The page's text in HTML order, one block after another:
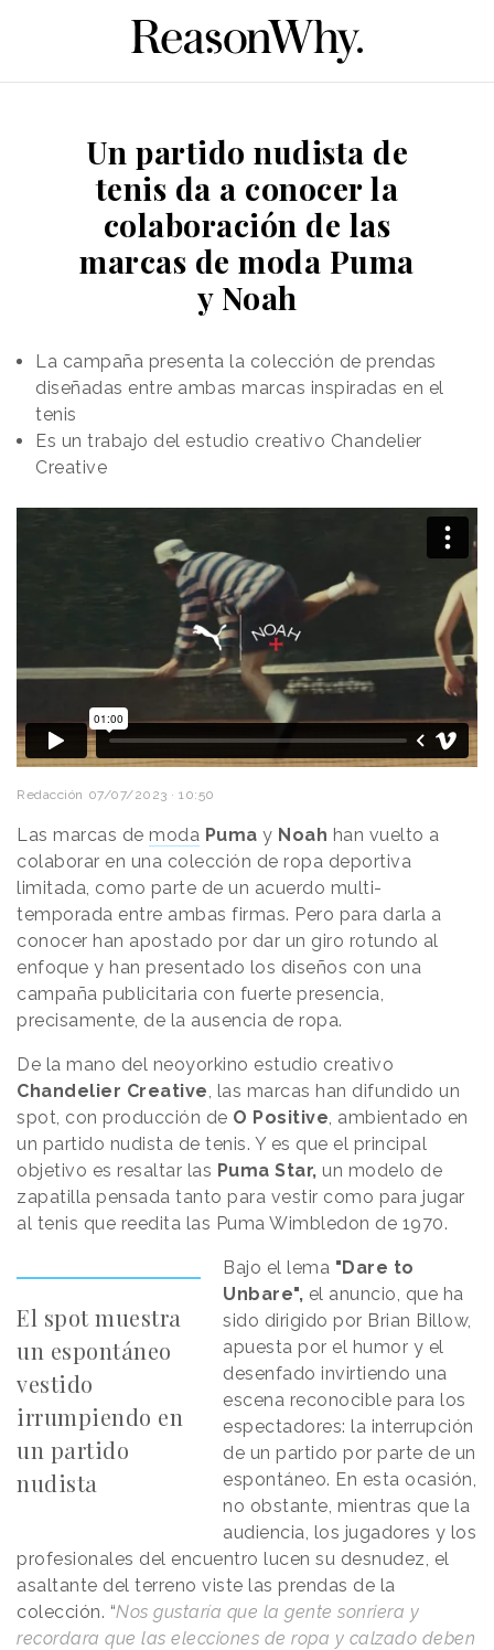
Un partido nudista de
tenis da a conocer la
colaboración de las
marcas de moda Puma
y Noah
La campaña presenta la colección de prendas
diseñadas entre ambas marcas inspiradas en el
tenis
Es un trabajo del estudio creativo Chandelier
Creative
Redacción 07/07/2023 · 10:50
Las marcas de moda Puma y Noah han vuelto a
colaborar en una colección de ropa deportiva
limitada, como parte de un acuerdo multi-
temporada entre ambas firmas. Pero para darla a
conocer han apostado por dar un giro rotundo al
enfoque y han presentado los diseños con una
campaña publicitaria con fuerte presencia,
precisamente, de la ausencia de ropa.
De la mano del neoyorkino estudio creativo
Chandelier Creative, las marcas han difundido un
spot, con producción de O Positive, ambientado en
un partido nudista de tenis. Y es que el principal
objetivo es resaltar las Puma Star, un modelo de
zapatilla pensada tanto para vestir como para jugar
al tenis que reedita las Puma Wimbledon de 1970.
El spot muestra
un espontáneo
vestido
irrumpiendo en
un partido
nudista
Bajo el lema "Dare to
Unbare", el anuncio, que ha
sido dirigido por Brian Billow,
apuesta por el humor y el
desenfado invirtiendo una
escena reconocible para los
espectadores: la interrupción
de un partido por parte de un
espontáneo. En esta ocasión,
no obstante, mientras que la
audiencia, los jugadores y los
profesionales del encuentro lucen su desnudez, el
asaltante del terreno viste las prendas de la
colección. “Nos gustaría que la gente sonriera y
recordara que las elecciones de ropa y calzado deben